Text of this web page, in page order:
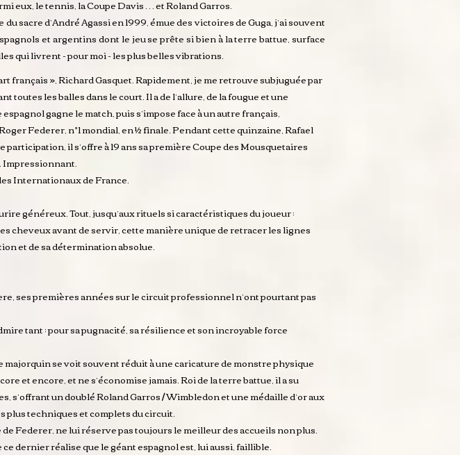
eux, le tennis, la Coupe Davis … et Roland Garros.
du sacre d’André Agassi en 1999, émue des victoires de Guga, j’ai souvent
et argentins dont le jeu se prête si bien à la terre battue, surface
qui livrent - pour moi - les plus belles vibrations.
français », Richard Gasquet. Rapidement, je me retrouve subjuguée par
toutes les balles dans le court. Il a de l’allure, de la fougue et une
gagne le match, puis s’impose face à un autre français,
Federer, n°1 mondial, en ½ finale. Pendant cette quinzaine, Rafael
il s’offre à 19 ans sa première Coupe des Mousquetaires
Impressionnant.
Internationaux de France.
généreux. Tout, jusqu’aux rituels si caractéristiques du joueur :
cheveux avant de servir, cette manière unique de retracer les lignes
et de sa détermination absolue.
ses premières années sur le circuit professionnel n’ont pourtant pas
tant : pour sa pugnacité, sa résilience et son incroyable force
se voit souvent réduit à une caricature de monstre physique
et encore, et ne s’économise jamais. Roi de la terre battue, il a su
s’offrant un doublé Roland Garros / Wimbledon et une médaille d’or aux
plus techniques et complets du circuit.
Federer, ne lui réserve pas toujours le meilleur des accueils non plus.
dernier réalise que le géant espagnol est, lui aussi, faillible.